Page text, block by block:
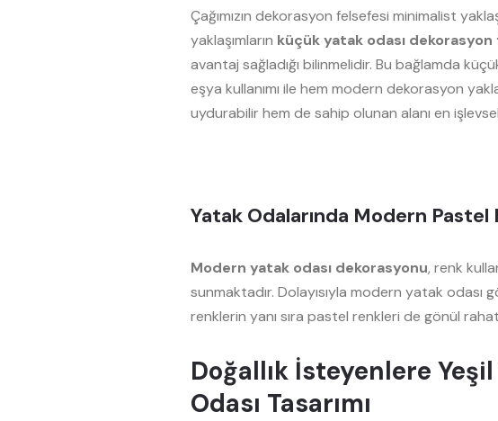
Çağımızın dekorasyon felsefesi minimalist
yaklaşımların küçük yatak odası
avantaj sağladığı bilinmelidir. Bu bağlamda
eşya kullanımı ile hem modern dekorasyon
uydurabilir hem de sahip olunan alanı en
Yatak Odalarında Modern Pastel
Modern yatak odası dekorasyonu, renk
sunmaktadır. Dolayısıyla modern yatak odası
renklerin yanı sıra pastel renkleri de gönül
Doğallık İsteyenlere
Odası Tasarımı